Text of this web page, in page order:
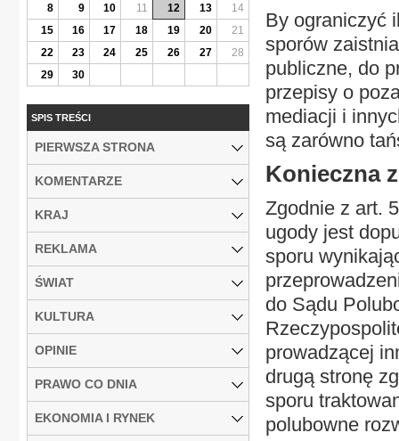
By ograniczyć
sporów
publiczne, do
przepisy o
mediacji i
są zarówno
Konieczna
Zgodnie z art.
ugody jest
sporu
do Sądu
prowadzącej
drugą stronę
sporu
polubowne
8
9 10 11 12 13
14
15
16 17 18 19 20
21
22
23 24 25 26 27
28
29
30
SPIS TREŚCI
PIERWSZA STRONA
KOMENTARZE
KRAJ
REKLAMA
ŚWIAT
KULTURA
OPINIE
PRAWO CO DNIA
EKONOMIA I RYNEK